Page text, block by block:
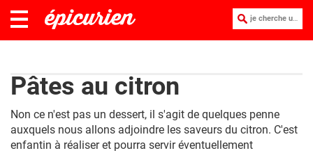
je cherche une recette :
Pâtes au citron
Non ce n'est pas un dessert, il s'agit de quelques penne
auxquels nous allons adjoindre les saveurs du citron. C'est
enfantin à réaliser et pourra servir éventuellement